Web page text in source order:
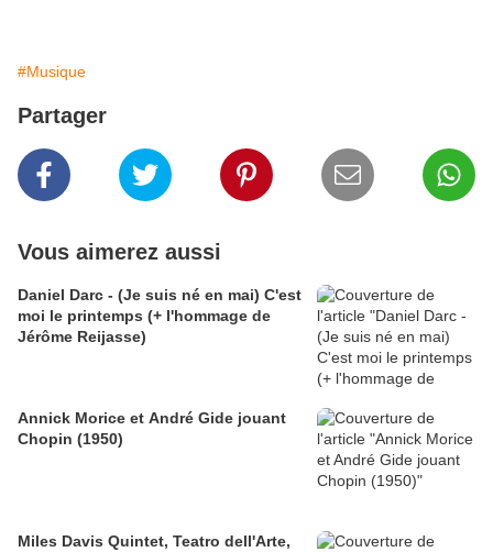
#Musique
Partager
Vous aimerez aussi
Daniel Darc - (Je suis né en mai) C'est
moi le printemps (+ l'hommage de
Jérôme Reijasse)
Annick Morice et André Gide jouant
Chopin (1950)
Miles Davis Quintet, Teatro dell'Arte,